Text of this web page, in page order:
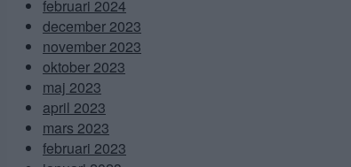
februari 2024
december 2023
november 2023
oktober 2023
maj 2023
april 2023
mars 2023
februari 2023